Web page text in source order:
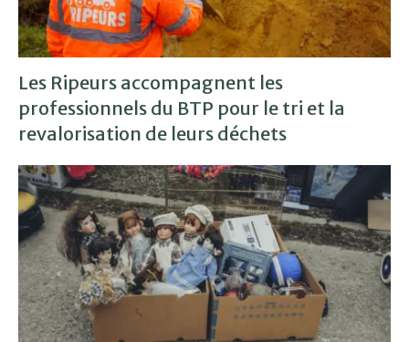
Les Ripeurs accompagnent les
professionnels du BTP pour le tri et la
revalorisation de leurs déchets